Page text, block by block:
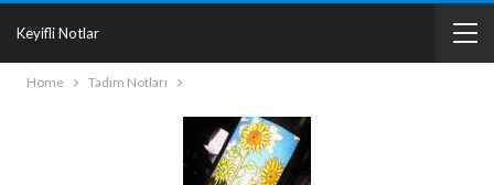
Keyifli Notlar
Home Tadım Notları